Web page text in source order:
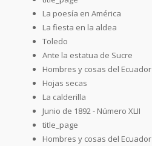
La poesía en América
La fiesta en la aldea
Toledo
Ante la estatua de Sucre
Hombres y cosas del Ecuador
Hojas secas
La calderilla
Junio de 1892 - Número XLII
title_page
Hombres y cosas del Ecuador